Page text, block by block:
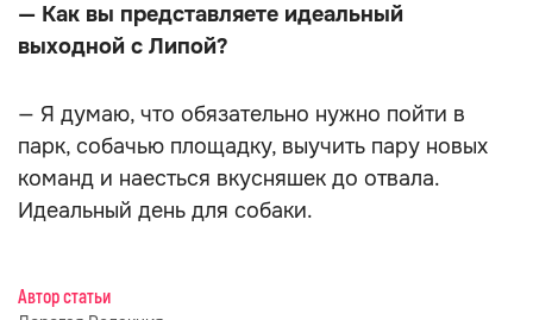
— Как вы представляете идеальный
выходной с Липой?
— Я думаю, что обязательно нужно пойти в
парк, собачью площадку, выучить пару новых
команд и наесться вкусняшек до отвала.
Идеальный день для собаки.
Автор статьи